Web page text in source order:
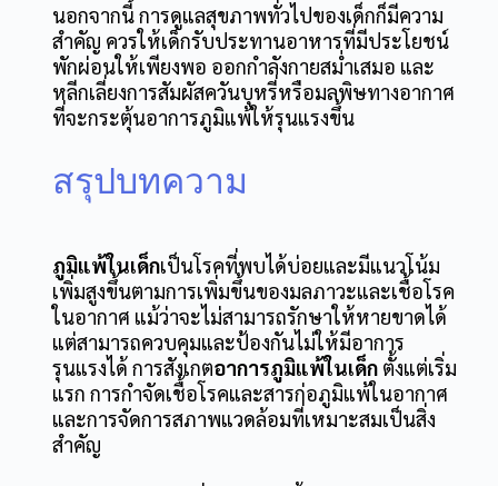
นอกจากนี้ การดูแลสุขภาพทั่วไปของเด็กก็มีความ
สำคัญ ควรให้เด็กรับประทานอาหารที่มีประโยชน์
พักผ่อนให้เพียงพอ ออกกำลังกายสม่ำเสมอ และ
หลีกเลี่ยงการสัมผัสควันบุหรี่หรือมลพิษทางอากาศ
ที่จะกระตุ้นอาการภูมิแพ้ให้รุนแรงขึ้น
สรุปบทความ
ภูมิแพ้ในเด็กเป็นโรคที่พบได้บ่อยและมีแนวโน้ม
เพิ่มสูงขึ้นตามการเพิ่มขึ้นของมลภาวะและเชื้อโรค
ในอากาศ แม้ว่าจะไม่สามารถรักษาให้หายขาดได้
แต่สามารถควบคุมและป้องกันไม่ให้มีอาการ
รุนแรงได้ การสังเกตอาการภูมิแพ้ในเด็กตั้งแต่เริ่ม
แรก การกำจัดเชื้อโรคและสารก่อภูมิแพ้ในอากาศ
และการจัดการสภาพแวดล้อมที่เหมาะสมเป็นสิ่ง
สำคัญ